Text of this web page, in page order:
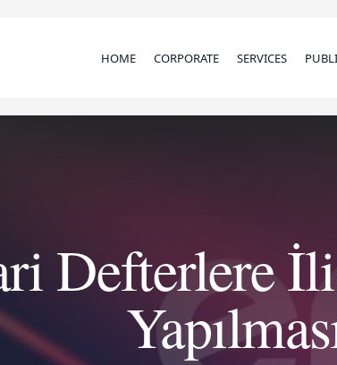
HOME CORPORATE SERVICES
Defterlere